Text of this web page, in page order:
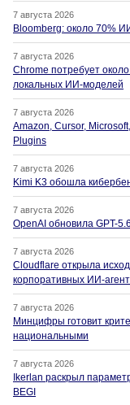
7 августа 2026
Bloomberg: около 70%
7 августа 2026
Chrome потребует
локальных ИИ-моделей
7 августа 2026
Amazon, Cursor,
Plugins
7 августа 2026
Kimi K3 обошла
7 августа 2026
OpenAI обновила GPT-
7 августа 2026
Cloudflare открыла
корпоративных ИИ-
7 августа 2026
Минцифры готовит
национальными
7 августа 2026
Ikerlan раскрыл
BEGI